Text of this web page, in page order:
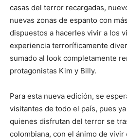
casas del terror recargadas,
nuevas zonas de espanto con
dispuestos a hacerles vivir a los
experiencia terroríficamente
sumado al look completamente
protagonistas Kim y Billy.
Para esta nueva edición, se
visitantes de todo el país, pues
quienes disfrutan del terror se
colombiana, con el ánimo de vivir